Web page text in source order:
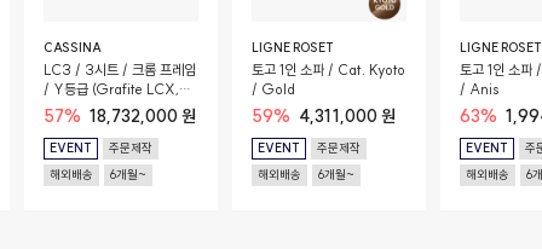
CASSINA
LC3 / 3시트 / 크롬 프레임
/ Y등급 (Grafite LCX,
13Y414) / 구스폼
57% 18,732,000 원
EVENT
주문제작
해외배송
6개월~
LIGNE ROSET
토고 1인 소파 / Cat. Kyoto
/ Gold
59% 4,311,000 원
EVENT
주문제작
해외배송
6개월~
LIGNE ROSET
토고 1인 소
/ Anis
63%
EVENT
주
해외배송
6